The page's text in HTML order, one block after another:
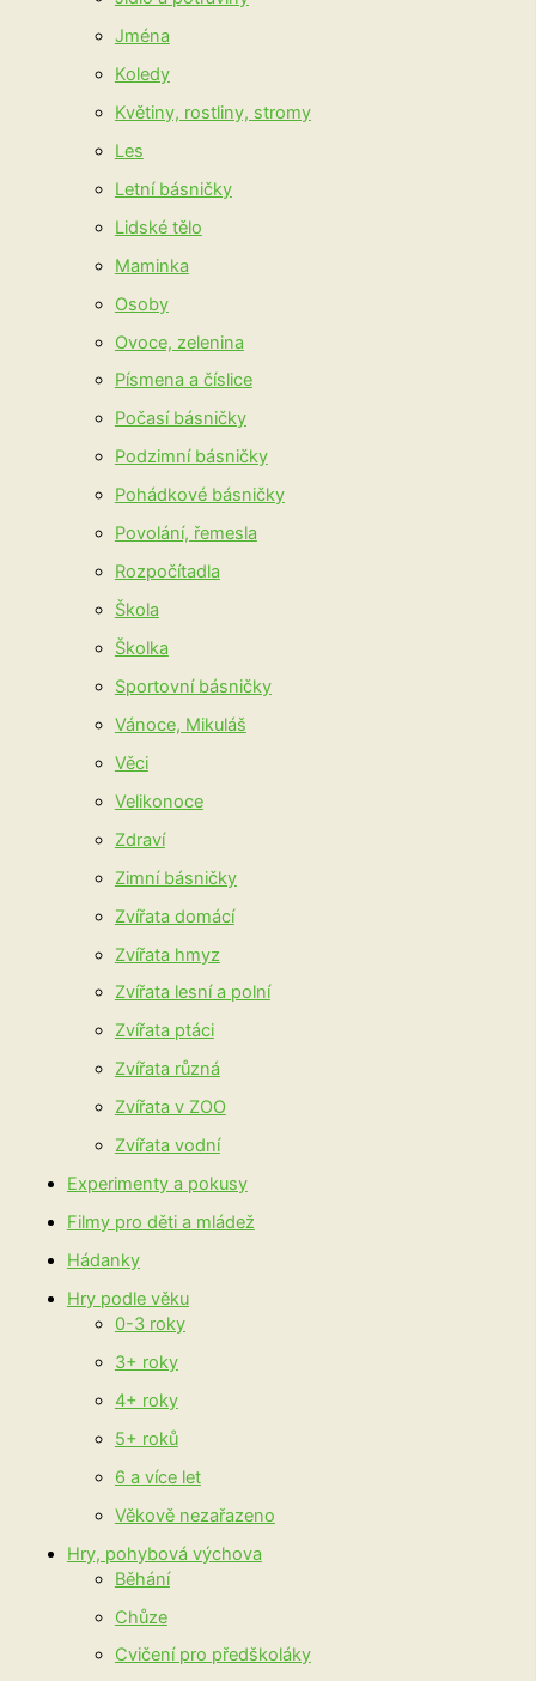
Jména
Koledy
Květiny, rostliny, stromy
Les
Letní básničky
Lidské tělo
Maminka
Osoby
Ovoce, zelenina
Písmena a číslice
Počasí básničky
Podzimní básničky
Pohádkové básničky
Povolání, řemesla
Rozpočítadla
Škola
Školka
Sportovní básničky
Vánoce, Mikuláš
Věci
Velikonoce
Zdraví
Zimní básničky
Zvířata domácí
Zvířata hmyz
Zvířata lesní a polní
Zvířata ptáci
Zvířata různá
Zvířata v ZOO
Zvířata vodní
Experimenty a pokusy
Filmy pro děti a mládež
Hádanky
Hry podle věku
0-3 roky
3+ roky
4+ roky
5+ roků
6 a více let
Věkově nezařazeno
Hry, pohybová výchova
Běhání
Chůze
Cvičení pro předškoláky